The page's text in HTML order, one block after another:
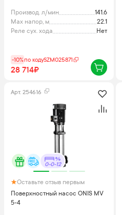
Производ. л/мин
141.6
Max напор, м
22.1
Реле сух. хода
Нет
-10%по кодуSZM025871
28 714₽
Арт. 254616
0-0-12
Оставьте отзыв первым
Поверхностный насос ONIS MV
5-4